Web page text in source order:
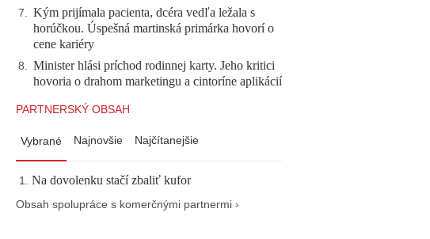
7. Kým prijímala pacienta, dcéra vedľa ležala s
horúčkou. Úspešná martinská primárka hovorí o
cene kariéry
8. Minister hlási príchod rodinnej karty. Jeho kritici
hovoria o drahom marketingu a cintoríne aplikácií
PARTNERSKÝ OBSAH
Vybrané Najnovšie Najčítanejšie
Na dovolenku stačí zbaliť kufor
Obsah spolupráce s komerčnými partnermi ›